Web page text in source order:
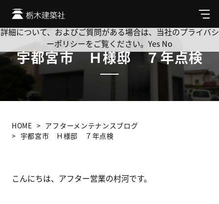
メ
ニ
ュ
宇都宮市 Ｈ様邸 ７年点検
HOME
アフターメンテナンスブログ
宇都宮市 Ｈ様邸 ７年点検
こんにちは、アフター営業の村河です。
Cookie を使用して、お客様の活動を追跡してもよろしいです
か? 当社ではお客様のプライバシーを極めて重視しています。
詳細について、およびご質問がある場合は、当社のプライバシ
ーポリシーをご覧ください。 Yes No